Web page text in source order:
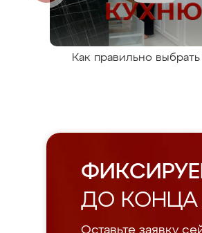
Как правильно
ДО КОНЦА
Оставьте заявку